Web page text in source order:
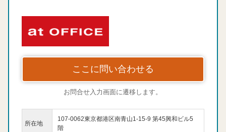
ここに問い合わせる
お問合せ入力画面に遷移します。
所在地
107-0062東京都港区南青山1-15-9 第45興和ビル5
階